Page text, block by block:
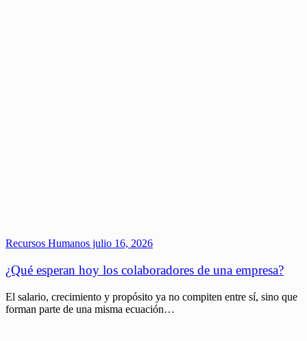
Recursos Humanos julio 16, 2026
¿Qué esperan hoy los colaboradores de una empresa?
El salario, crecimiento y propósito ya no compiten entre sí, sino que
forman parte de una misma ecuación…